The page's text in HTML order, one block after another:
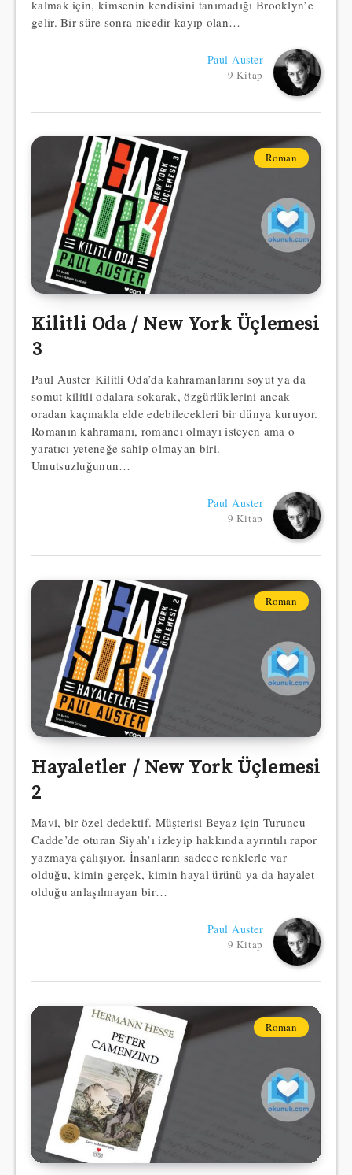
kalmak için, kimsenin kendisini tanımadığı Brooklyn’e
gelir. Bir süre sonra nicedir kayıp olan…
Paul Auster
9 Kitap
Roman
Kilitli Oda / New York Üçlemesi
3
Paul Auster Kilitli Oda’da kahramanlarını soyut ya da
somut kilitli odalara sokarak, özgürlüklerini ancak
oradan kaçmakla elde edebilecekleri bir dünya kuruyor.
Romanın kahramanı, romancı olmayı isteyen ama o
yaratıcı yeteneğe sahip olmayan biri.
Umutsuzluğunun…
Paul Auster
9 Kitap
Roman
Hayaletler / New York Üçlemesi
2
Mavi, bir özel dedektif. Müşterisi Beyaz için Turuncu
Cadde’de oturan Siyah’ı izleyip hakkında ayrıntılı rapor
yazmaya çalışıyor. İnsanların sadece renklerle var
olduğu, kimin gerçek, kimin hayal ürünü ya da hayalet
olduğu anlaşılmayan bir…
Paul Auster
9 Kitap
Roman